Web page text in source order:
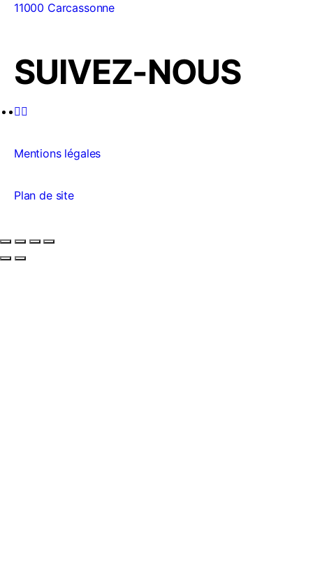
11000 Carcassonne
SUIVEZ-NOUS
Mentions légales
Plan de site